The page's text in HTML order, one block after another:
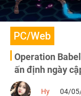
PC/Web
Operation
ấn định ngày
Hy 04/